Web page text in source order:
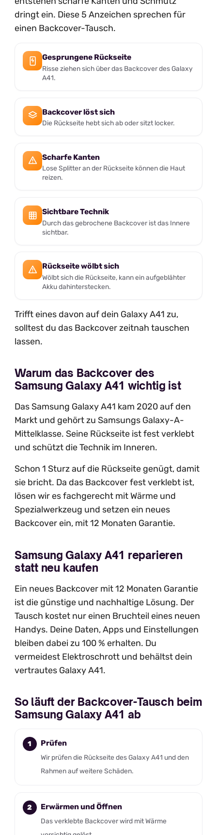
dringt ein. Diese 5 Anzeichen sprechen für
einen Backcover-Tausch.
Gesprungene Rückseite
Risse ziehen sich über das Backcover des Galaxy
A41.
Backcover löst sich
Die Rückseite hebt sich ab oder sitzt locker.
Scharfe Kanten
Lose Splitter an der Rückseite können die Haut
reizen.
Sichtbare Technik
Durch das gebrochene Backcover ist das Innere
sichtbar.
Rückseite wölbt sich
Wölbt sich die Rückseite, kann ein aufgeblähter
Akku dahinterstecken.
Trifft eines davon auf dein Galaxy A41 zu,
solltest du das Backcover zeitnah tauschen
lassen.
Warum das Backcover des
Samsung Galaxy A41 wichtig ist
Das Samsung Galaxy A41 kam 2020 auf den
Markt und gehört zu Samsungs Galaxy-A-
Mittelklasse. Seine Rückseite ist fest verklebt
und schützt die Technik im Inneren.
Schon 1 Sturz auf die Rückseite genügt, damit
sie bricht. Da das Backcover fest verklebt ist,
lösen wir es fachgerecht mit Wärme und
Spezialwerkzeug und setzen ein neues
Backcover ein, mit 12 Monaten Garantie.
Samsung Galaxy A41 reparieren
statt neu kaufen
Ein neues Backcover mit 12 Monaten Garantie
ist die günstige und nachhaltige Lösung. Der
Tausch kostet nur einen Bruchteil eines neuen
Handys. Deine Daten, Apps und Einstellungen
bleiben dabei zu 100 % erhalten. Du
vermeidest Elektroschrott und behältst dein
vertrautes Galaxy A41.
So läuft der Backcover-Tausch beim
Samsung Galaxy A41 ab
Prüfen
Wir prüfen die Rückseite des Galaxy A41 und den
Rahmen auf weitere Schäden.
Erwärmen und Öffnen
Das verklebte Backcover wird mit Wärme